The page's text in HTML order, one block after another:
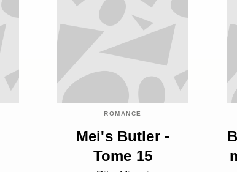
ROMANCE
Mei's Butler -
Tome 15